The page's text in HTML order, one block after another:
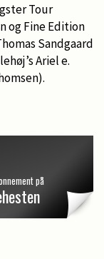
Tour
og Fine Edition
Sandgaard
Ariel e.
på